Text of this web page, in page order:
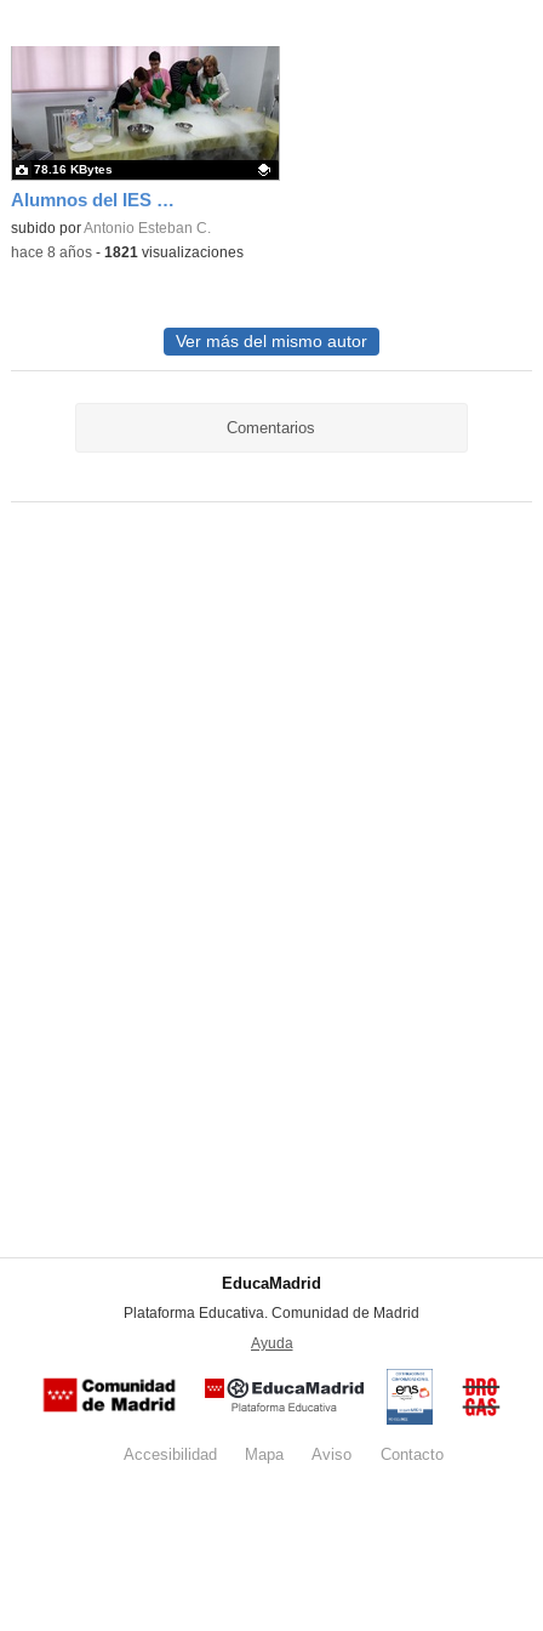
Alumnos del IES Neil Armstrong de Valdemoro en la Facultad de Biológicas. UCM. Semana de la Ciencia. Taller de bioquímica "pon un bioquímico en tu cocina". 6
Contenido educativo.
subido porAntonio Esteban C.
78.16 KBytes
-hace 8 años- 1821 visualizaciones
Ver más del mismo autor
Comentarios
EducaMadrid
Plataforma Educativa. Comunidad de Madrid
Ayuda
Certificación
conformidad
con el
Nacional de
Seguridad
del
Accesibilidad Mapa Aviso legalContacto